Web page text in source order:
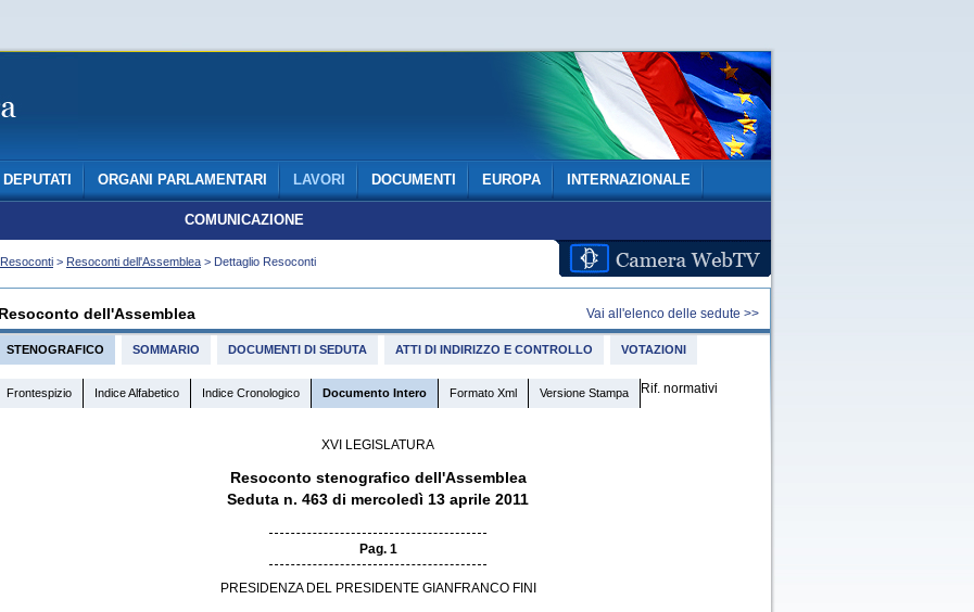
DEPUTATI ORGANI PARLAMENTARI LAVORI DOCUMENTI EUROPA INTERNAZIONALE
COMUNICAZIONE
Resoconti > Resoconti dell'Assemblea > Dettaglio Resoconti
Resoconto dell'Assemblea Vai all'elenco delle sedute >>
STENOGRAFICO SOMMARIO DOCUMENTI DI SEDUTA ATTI DI INDIRIZZO E CONTROLLO VOTAZIONI
Frontespizio Indice Alfabetico Indice Cronologico Documento Intero Formato Xml Versione Stampa Rif. normativi
XVI LEGISLATURA
Resoconto stenografico dell'Assemblea
Seduta n. 463 di mercoledì 13 aprile 2011
Pag. 1
PRESIDENZA DEL PRESIDENTE GIANFRANCO FINI